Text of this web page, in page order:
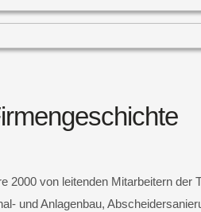
2000 von leitenden Mitarbeitern
und Anlagenbau,